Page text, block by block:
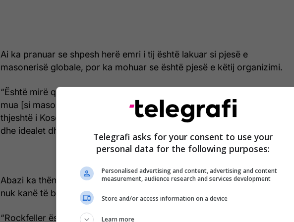
Ai ka pranuar se shpesh herë emri i tij është lakuar si pjesë e
masonerisë globale, por ka mohuar se është pjesë e këtij organizimi.
“Është mirë që njëherë e përgjithmonë të dekonstruktohet ky mit për
mua [si mason]...Nuk është e vërtet aspak. Unë jam një qytetarë i
thjeshtë i Kosovës. Një shqiptar që ka tentuar të investojë në veten
dhe idealet dhe punët e tij”, tha ai, përcjell Telegrafi.
Abazi ka thënë se as familja “Rokfeller” me të cilët ka bashkëpunuar,
nuk kanë të bëjnë asgjë me skemat e masonëve.
“Rockfeller është një nga familjet kryesore që kanë ndërtuar SHBA-
Telegrafi asks for your consent to use your
personal data for the following purposes:
Personalised advertising and content, advertising and content
measurement, audience research and services development
Store and/or access information on a device
Learn more